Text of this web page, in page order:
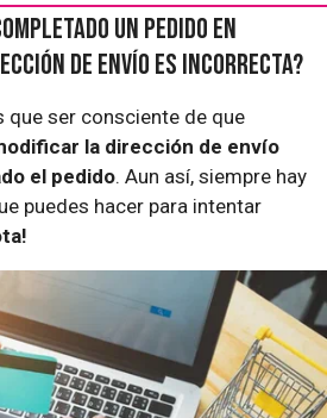
un pedido en
de envío es incorrecta?
que ser consciente de que
la dirección de envío
el pedido. Aun así, siempre hay
puedes hacer para intentar